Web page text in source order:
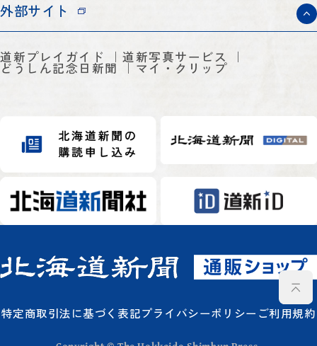
外部サイト
道新プレイガイド 道新写真サービス
どうしん記念日新聞 マイ・クリップ
特定商取引法に基づく表記プライバシーポリシー ご利用規約